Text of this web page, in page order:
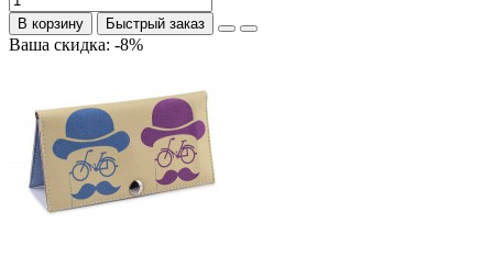
В корзину Быстрый заказ
Ваша скидка: -8%